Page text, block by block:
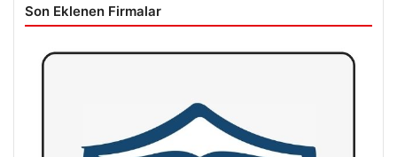
Son Eklenen Firmalar